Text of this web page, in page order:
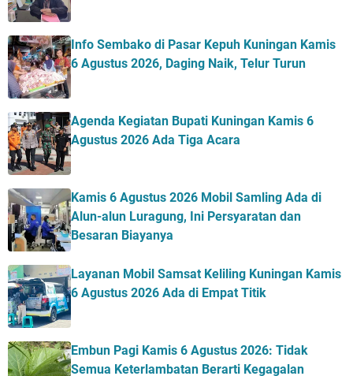
Info Sembako di Pasar Kepuh Kuningan Kamis
6 Agustus 2026, Daging Naik, Telur Turun
Agenda Kegiatan Bupati Kuningan Kamis 6
Agustus 2026 Ada Tiga Acara
Kamis 6 Agustus 2026 Mobil Samling Ada di
Alun-alun Luragung, Ini Persyaratan dan
Besaran Biayanya
Layanan Mobil Samsat Keliling Kuningan Kamis
6 Agustus 2026 Ada di Empat Titik
Embun Pagi Kamis 6 Agustus 2026: Tidak
Semua Keterlambatan Berarti Kegagalan